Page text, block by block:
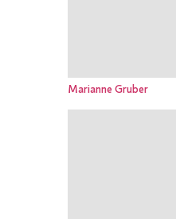
Marianne Gruber